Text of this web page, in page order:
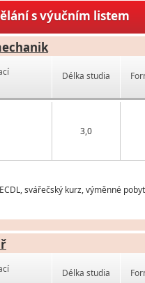
s výučním listem
Délka studia
3,0
svářečský kurz, výměnné
Délka studia